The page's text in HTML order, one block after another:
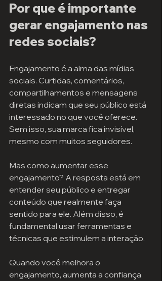
Por que é importante
gerar engajamento nas
redes sociais?
Engajamento é a alma das mídias
sociais. Curtidas, comentários,
compartilhamentos e mensagens
diretas indicam que seu público está
interessado no que você oferece.
Sem isso, sua marca fica invisível,
mesmo com muitos seguidores.
Mas como aumentar esse
engajamento? A resposta está em
entender seu público e entregar
conteúdo que realmente faça
sentido para ele. Além disso, é
fundamental usar ferramentas e
técnicas que estimulem a interação.
Quando você melhora o
engajamento, aumenta a confiança